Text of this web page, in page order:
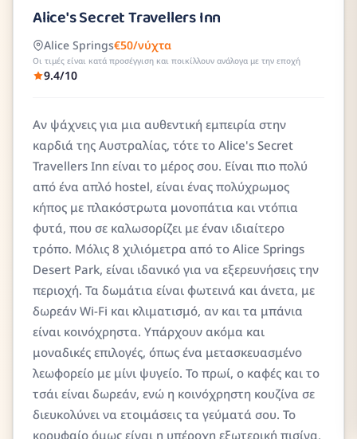
Alice's Secret Travellers Inn
Alice Springs€50/νύχτα
Οι τιμές είναι κατά προσέγγιση και ποικίλλουν ανάλογα με την εποχή
9.4/10
Αν ψάχνεις για μια αυθεντική εμπειρία στην
καρδιά της Αυστραλίας, τότε το Alice's Secret
Travellers Inn είναι το μέρος σου. Είναι πιο πολύ
από ένα απλό hostel, είναι ένας πολύχρωμος
κήπος με πλακόστρωτα μονοπάτια και ντόπια
φυτά, που σε καλωσορίζει με έναν ιδιαίτερο
τρόπο. Μόλις 8 χιλιόμετρα από το Alice Springs
Desert Park, είναι ιδανικό για να εξερευνήσεις την
περιοχή. Τα δωμάτια είναι φωτεινά και άνετα, με
δωρεάν Wi-Fi και κλιματισμό, αν και τα μπάνια
είναι κοινόχρηστα. Υπάρχουν ακόμα και
μοναδικές επιλογές, όπως ένα μετασκευασμένο
λεωφορείο με μίνι ψυγείο. Το πρωί, ο καφές και το
τσάι είναι δωρεάν, ενώ η κοινόχρηστη κουζίνα σε
διευκολύνει να ετοιμάσεις τα γεύματά σου. Το
κορυφαίο όμως είναι η υπέροχη εξωτερική πισίνα,